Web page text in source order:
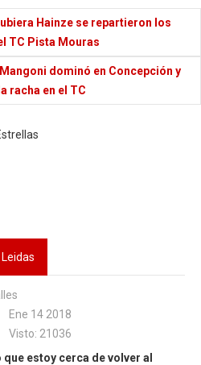
Hainze se repartieron los
TC Pista Mouras
dominó en Concepción y
racha en el TC
Ene 14 2018
Visto: 21036
que estoy cerca de volver al